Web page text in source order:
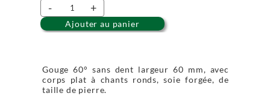
- +
Ajouter au panier
Gouge 60° sans dent largeur 60 mm, avec
corps plat à chants ronds, soie forgée, de
taille de pierre.